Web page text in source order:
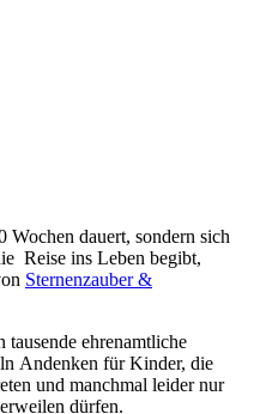
Wochen dauert, sondern sich
Reise ins Leben begibt,
Sternenzauber &
ehrenamtliche
Andenken für Kinder, die
und manchmal leider nur
dürfen.